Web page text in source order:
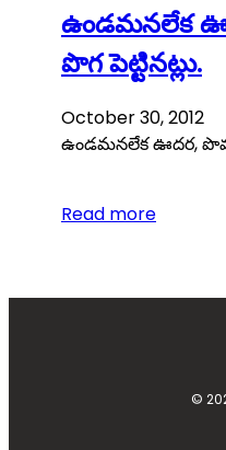
ఉండమనలేక
పొగ పెట్టినట్లు.
October 30, 2012
ఉండమనలేక ఊదర,
Read more
©